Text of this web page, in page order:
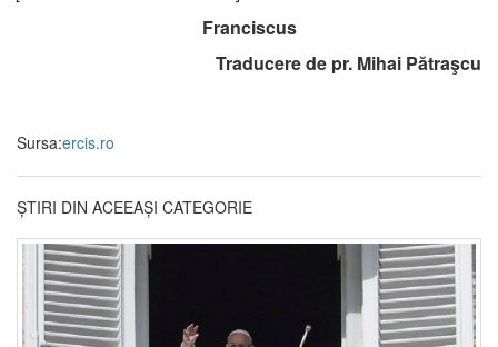
Franciscus
Traducere de pr. Mihai Pătraşcu
Sursa:ercis.ro
ȘTIRI DIN ACEEAȘI CATEGORIE